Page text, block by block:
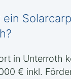
ein
in Unterroth
€ inkl.